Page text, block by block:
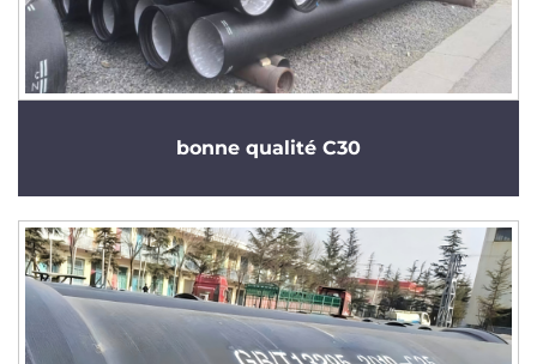
bonne qualité C30